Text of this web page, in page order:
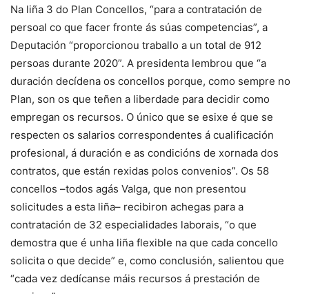
Na liña 3 do Plan Concellos, “para a contratación de
persoal co que facer fronte ás súas competencias”, a
Deputación “proporcionou traballo a un total de 912
persoas durante 2020”. A presidenta lembrou que “a
duración decídena os concellos porque, como sempre no
Plan, son os que teñen a liberdade para decidir como
empregan os recursos. O único que se esixe é que se
respecten os salarios correspondentes á cualificación
profesional, á duración e as condicións de xornada dos
contratos, que están rexidas polos convenios”. Os 58
concellos –todos agás Valga, que non presentou
solicitudes a esta liña– recibiron achegas para a
contratación de 32 especialidades laborais, “o que
demostra que é unha liña flexible na que cada concello
solicita o que decide” e, como conclusión, salientou que
“cada vez dedícanse máis recursos á prestación de